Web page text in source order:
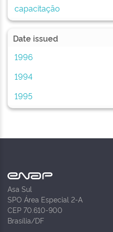
capacitação
Date issued
1996
1994
1995
Asa Sul
SPO Área Especial 2-A
CEP 70.610-900
Brasília/DF